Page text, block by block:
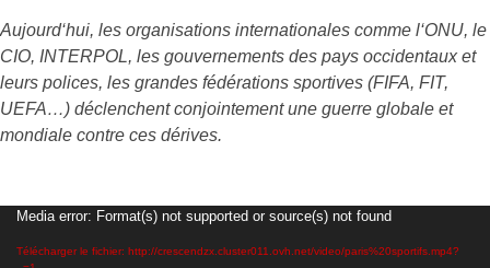
Aujourd‘hui, les organisations internationales comme l‘ONU, le
CIO, INTERPOL, les gouvernements des pays occidentaux et
leurs polices, les grandes fédérations sportives (FIFA, FIT,
UEFA…) déclenchent conjointement une guerre globale et
mondiale contre ces dérives.
Lecteur
vidéo
Media error: Format(s) not supported or source(s) not found
Télécharger le fichier: http://crescendzx.cluster011.ovh.net/video/paris%20sportifs.mp4?